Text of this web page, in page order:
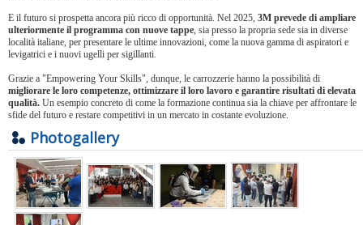
E il futuro si prospetta ancora più ricco di opportunità. Nel 2025, 3M prevede di ampliare
ulteriormente il programma con nuove tappe, sia presso la propria sede sia in diverse
località italiane, per presentare le ultime innovazioni, come la nuova gamma di aspiratori e
levigatrici e i nuovi ugelli per sigillanti.
Grazie a "Empowering Your Skills", dunque, le carrozzerie hanno la possibilità di
migliorare le loro competenze, ottimizzare il loro lavoro e garantire risultati di elevata
qualità. Un esempio concreto di come la formazione continua sia la chiave per affrontare le
sfide del futuro e restare competitivi in un mercato in costante evoluzione.
Photogallery